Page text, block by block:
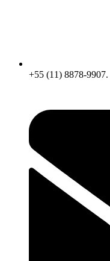
+55 (11) 8878-9907.